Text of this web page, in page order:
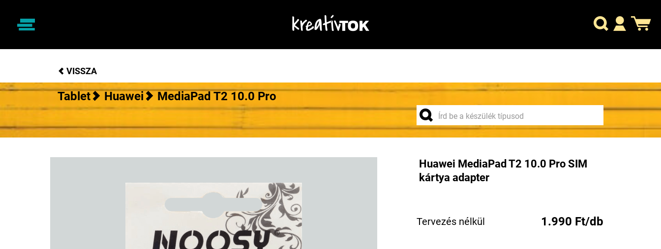
VISSZA
Tablet Huawei MediaPad T2 10.0 Pro
Huawei MediaPad T2 10.0 Pro SIM
kártya adapter
Tervezés nélkül 1.990 Ft/db